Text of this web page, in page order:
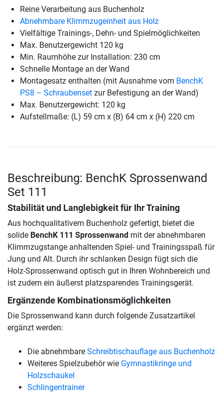
Reine Verarbeitung aus Buchenholz
Abnehmbare Klimmzugeinheit aus Holz
Vielfältige Trainings-, Dehn- und Spielmöglichkeiten
Max. Benutzergewicht 120 kg
Min. Raumhöhe zur Installation: 230 cm
Schnelle Montage an der Wand
Montagesatz enthalten (mit Ausnahme vom BenchK
PS8 – Schraubenset zur Befestigung an der Wand)
Max. Benutzergewicht: 120 kg
Aufstellmaße: (L) 59 cm x (B) 64 cm x (H) 220 cm
Beschreibung: BenchK Sprossenwand
Set 111
Stabilität und Langlebigkeit für Ihr Training
Aus hochqualitativem Buchenholz gefertigt, bietet die
solide BenchK 111 Sprossenwand mit der abnehmbaren
Klimmzugstange anhaltenden Spiel- und Trainingsspaß für
Jung und Alt. Durch ihr schlanken Design fügt sich die
Holz-Sprossenwand optisch gut in Ihren Wohnbereich und
ist zudem ein äußerst platzsparendes Trainingsgerät.
Ergänzende Kombinationsmöglichkeiten
Die Sprossenwand kann durch folgende Zusatzartikel
ergänzt werden:
Die abnehmbare Schreibtischauflage aus Buchenholz
Weiteres Spielzubehör wie Gymnastikringe und
Holzschaukel
Schlingentrainer